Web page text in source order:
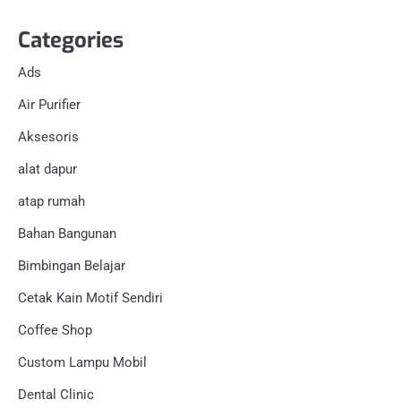
Categories
Ads
Air Purifier
Aksesoris
alat dapur
atap rumah
Bahan Bangunan
Bimbingan Belajar
Cetak Kain Motif Sendiri
Coffee Shop
Custom Lampu Mobil
Dental Clinic